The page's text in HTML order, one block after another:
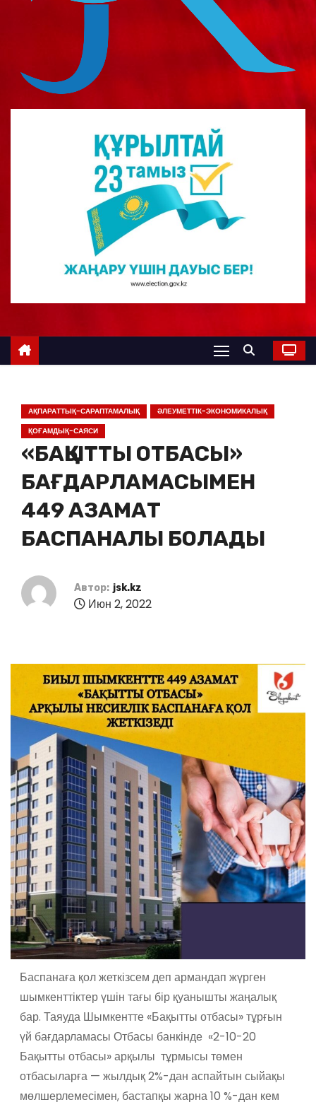
АҚПАРАТТЫҚ-САРАПТАМАЛЫҚ
ӘЛЕУМЕТТІК-ЭКОНОМИКАЛЫҚ
ҚОҒАМДЫҚ-САЯСИ
«БАҚЫТТЫ ОТБАСЫ»
БАҒДАРЛАМАСЫМЕН
449 АЗАМАТ
БАСПАНАЛЫ БОЛАДЫ
Автор: jsk.kz
Июн 2, 2022
Баспанаға қол жеткізсем деп армандап жүрген
шымкенттіктер үшін тағы бір қуанышты жаңалық
бар. Таяуда Шымкентте «Бақытты отбасы» тұрғын
үй бағдарламасы Отбасы банкінде «2-10-20
Бақытты отбасы» арқылы тұрмысы төмен
отбасыларға — жылдық 2%-дан аспайтын сыйақы
мөлшерлемесімен, бастапқы жарна 10 %-дан кем